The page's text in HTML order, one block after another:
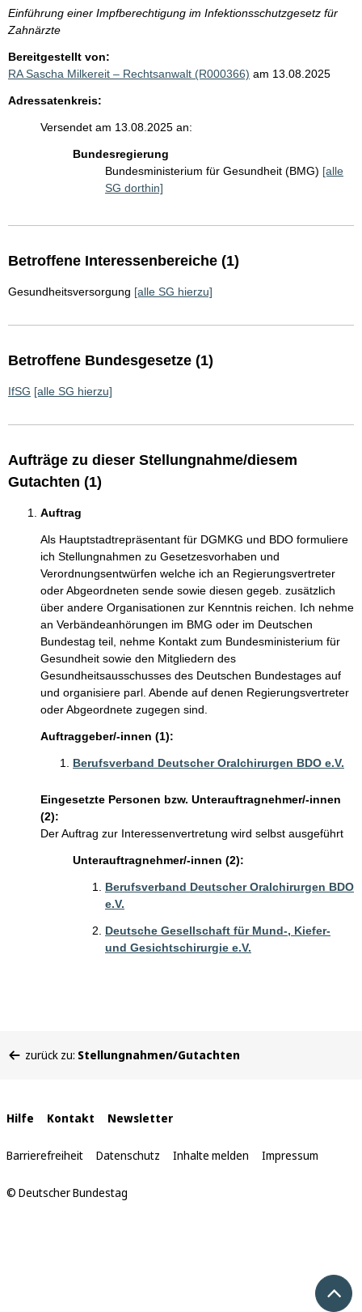
Einführung einer Impfberechtigung im Infektionsschutzgesetz für
Zahnärzte
Bereitgestellt von:
RA Sascha Milkereit – Rechtsanwalt (R000366) am 13.08.2025
Adressatenkreis:
Versendet am 13.08.2025 an:
Bundesregierung
Bundesministerium für Gesundheit (BMG) [alle
SG dorthin]
Betroffene Interessenbereiche (1)
Gesundheitsversorgung [alle SG hierzu]
Betroffene Bundesgesetze (1)
IfSG [alle SG hierzu]
Aufträge zu dieser Stellungnahme/diesem
Gutachten (1)
Auftrag
Als Hauptstadtrepräsentant für DGMKG und BDO formuliere
ich Stellungnahmen zu Gesetzesvorhaben und
Verordnungsentwürfen welche ich an Regierungsvertreter
oder Abgeordneten sende sowie diesen gegeb. zusätzlich
über andere Organisationen zur Kenntnis reichen. Ich nehme
an Verbändeanhörungen im BMG oder im Deutschen
Bundestag teil, nehme Kontakt zum Bundesministerium für
Gesundheit sowie den Mitgliedern des
Gesundheitsausschusses des Deutschen Bundestages auf
und organisiere parl. Abende auf denen Regierungsvertreter
oder Abgeordnete zugegen sind.
Auftraggeber/-innen (1):
Berufsverband Deutscher Oralchirurgen BDO e.V.
Eingesetzte Personen bzw. Unterauftragnehmer/-innen
(2):
Der Auftrag zur Interessenvertretung wird selbst ausgeführt
Unterauftragnehmer/-innen (2):
Berufsverband Deutscher Oralchirurgen BDO
e.V.
Deutsche Gesellschaft für Mund-, Kiefer-
und Gesichtschirurgie e.V.
befinden
zurück zu: Stellungnahmen/Gutachten
Interne
Links
Hilfe Kontakt Newsletter
Barrierefreiheit Datenschutz Inhalte melden Impressum
© Deutscher Bundestag